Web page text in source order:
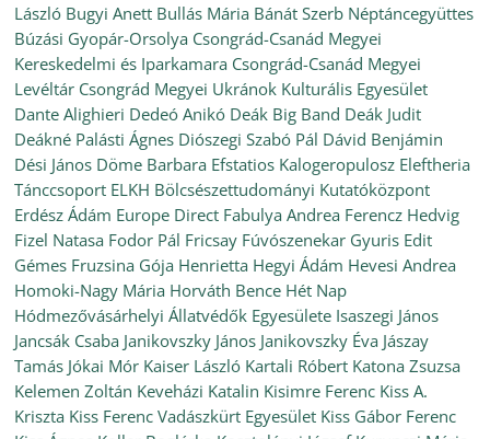
László Bugyi Anett Bullás Mária Bánát Szerb Néptáncegyüttes
Búzási Gyopár-Orsolya Csongrád-Csanád Megyei
Kereskedelmi és Iparkamara Csongrád-Csanád Megyei
Levéltár Csongrád Megyei Ukránok Kulturális Egyesület
Dante Alighieri Dedeó Anikó Deák Big Band Deák Judit
Deákné Palásti Ágnes Diószegi Szabó Pál Dávid Benjámin
Dési János Döme Barbara Efstatios Kalogeropulosz Eleftheria
Tánccsoport ELKH Bölcsészettudományi Kutatóközpont
Erdész Ádám Europe Direct Fabulya Andrea Ferencz Hedvig
Fizel Natasa Fodor Pál Fricsay Fúvószenekar Gyuris Edit
Gémes Fruzsina Gója Henrietta Hegyi Ádám Hevesi Andrea
Homoki-Nagy Mária Horváth Bence Hét Nap
Hódmezővásárhelyi Állatvédők Egyesülete Isaszegi János
Jancsák Csaba Janikovszky János Janikovszky Éva Jászay
Tamás Jókai Mór Kaiser László Kartali Róbert Katona Zsuzsa
Kelemen Zoltán Keveházi Katalin Kisimre Ferenc Kiss A.
Kriszta Kiss Ferenc Vadászkürt Egyesület Kiss Gábor Ferenc